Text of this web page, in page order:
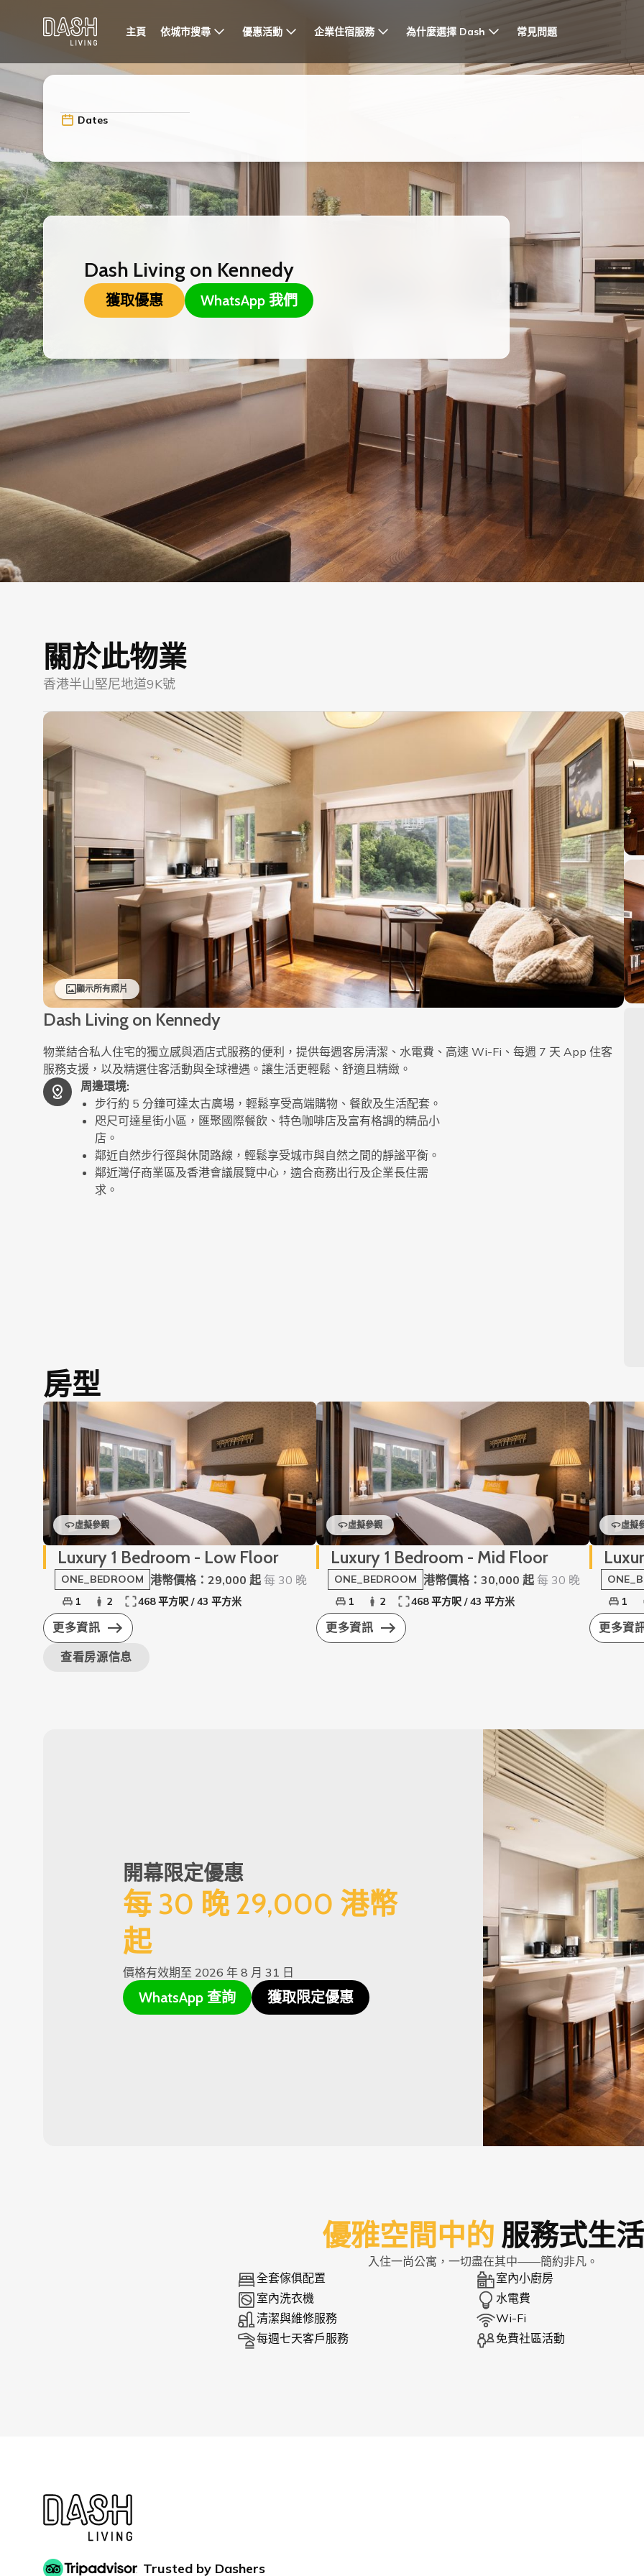
主頁 依城市搜尋 優惠活動 企業住宿服務 為什麼選擇 Dash 常見問題
Dates
Dash Living on Kennedy
獲取優惠 WhatsApp 我們
關於此物業
香港半山堅尼地道9K號
顯示所有照片
Dash Living on Kennedy
物業結合私人住宅的獨立感與酒店式服務的便利，提供每週客房清潔、水電費、高速 Wi-Fi、每週 7 天 App 住客
服務支援，以及精選住客活動與全球禮遇。讓生活更輕鬆、舒適且精緻。
周邊環境:
步行約 5 分鐘可達太古廣場，輕鬆享受高端購物、餐飲及生活配套。
咫尺可達星街小區，匯聚國際餐飲、特色咖啡店及富有格調的精品小
店。
鄰近自然步行徑與休閒路線，輕鬆享受城市與自然之間的靜謐平衡。
鄰近灣仔商業區及香港會議展覽中心，適合商務出行及企業長住需
求。
房型
虛擬參觀
Luxury 1 Bedroom - Low Floor
ONE_BEDROOM 港幣價格：29,000 起 每 30 晚
1 2 468 平方呎 / 43 平方米
更多資訊
虛擬參觀
Luxury 1 Bedroom - Mid Floor
ONE_BEDROOM 港幣價格：30,000 起 每 30 晚
1 2 468 平方呎 / 43 平方米
更多資訊
虛擬
1
更多資
查看房源信息
開幕限定優惠
每 30 晚 29,000 港幣
起
價格有效期至 2026 年 8 月 31 日
WhatsApp 查詢 獲取限定優惠
優雅空間中的 服務式生活
入住一尚公寓，一切盡在其中——簡約非凡。
全套傢俱配置
室內小廚房
室內洗衣機
水電費
清潔與維修服務
Wi-Fi
每週七天客戶服務
免費社區活動
Trusted by Dashers